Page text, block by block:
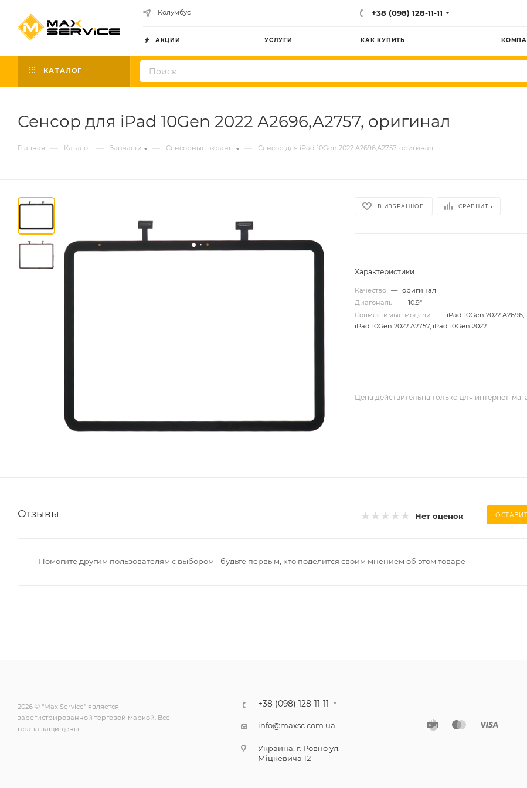
Колумбус +38 (098) 128-11-11
АКЦИИ УСЛУГИ КАК КУПИТЬ
КАТАЛОГ
Сенсор для iPad 10Gen 2022 A2696,A2757, оригинал
Главная — Каталог — Запчасти — Сенсорные экраны — Сенсор для iPad 10Gen 2022 A2696,A2757, оригинал
В ИЗБРАННОЕ СРАВНИТЬ
Характеристики
Качество — оригинал
Диагональ — 10.9"
Совместимые модели
—
iPad 10Gen 2022 A2696,
iPad 10Gen 2022 A2757, iPad 10Gen 2022
Цена действительна только для интернет-
Отзывы Нет оценок
Помогите другим пользователям с выбором - будьте первым, кто поделится своим мнением об этом товаре
2026 © “Max Service” является
зарегистрированной торговой маркой. Все
права защищены.
+38 (098) 128-11-11
info@maxsc.com.ua
Украина, г. Ровно ул.
Міцкевича 12